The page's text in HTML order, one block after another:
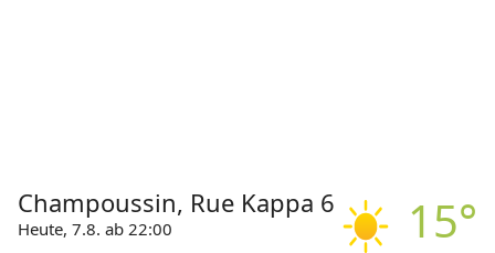
15°
Champoussin, Rue Kappa 6
Heute, 7.8. ab 22:00